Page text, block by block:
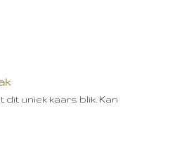
uniek kaars blik. Kan